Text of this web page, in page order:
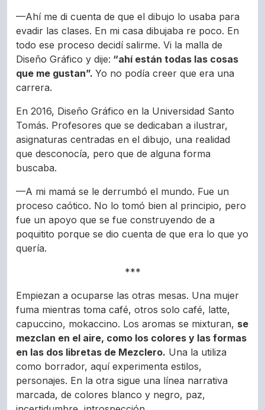
—Ahí me di cuenta de que el dibujo lo usaba para
evadir las clases. En mi casa dibujaba re poco. En
todo ese proceso decidí salirme. Vi la malla de
Diseño Gráfico y dije: “ahí están todas las cosas
que me gustan”. Yo no podía creer que era una
carrera.
En 2016, Diseño Gráfico en la Universidad Santo
Tomás. Profesores que se dedicaban a ilustrar,
asignaturas centradas en el dibujo, una realidad
que desconocía, pero que de alguna forma
buscaba.
—A mi mamá se le derrumbó el mundo. Fue un
proceso caótico. No lo tomó bien al principio, pero
fue un apoyo que se fue construyendo de a
poquitito porque se dio cuenta de que era lo que yo
quería.
***
Empiezan a ocuparse las otras mesas. Una mujer
fuma mientras toma café, otros solo café, latte,
capuccino, mokaccino. Los aromas se mixturan, se
mezclan en el aire, como los colores y las formas
en las dos libretas de Mezclero. Una la utiliza
como borrador, aquí experimenta estilos,
personajes. En la otra sigue una línea narrativa
marcada, de colores blanco y negro, paz,